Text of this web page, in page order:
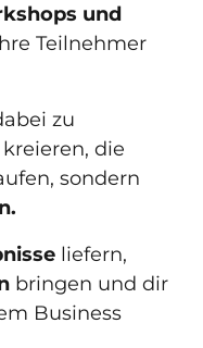
und
Teilnehmer
zu
die
liefern,
bringen und dir
Business